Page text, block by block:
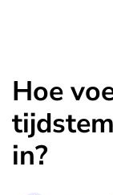
Hoe
in?